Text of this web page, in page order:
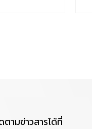
ตามข่าวสารได้ที่